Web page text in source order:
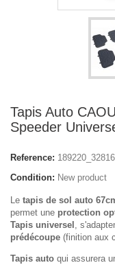
Tapis Auto
Speeder
Reference:
Condition: New product
Le tapis de sol auto
permet une protection
Tapis universel ,
prédécoupe (finition aux
Tapis auto qui assurera